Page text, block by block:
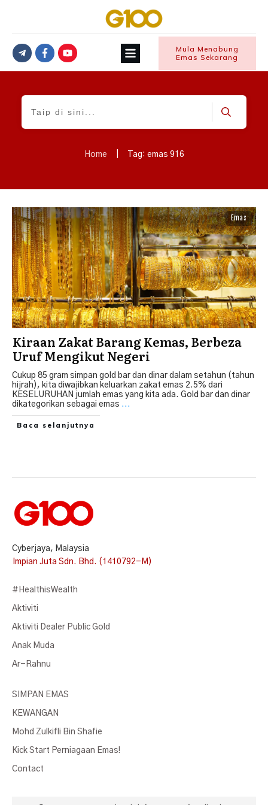
Mula Menabung
Emas Sekarang
Home Tag: emas 916
Emas
Kiraan Zakat Barang Kemas, Berbeza
Uruf Mengikut Negeri
Cukup 85 gram simpan gold bar dan dinar dalam setahun (tahun
hijrah), kita diwajibkan keluarkan zakat emas 2.5% dari
KESELURUHAN jumlah emas yang kita ada. Gold bar dan dinar
dikategorikan sebagai emas ...
Baca selanjutnya
Cyberjaya, Malaysia
Impian Juta Sdn. Bhd. (1410792-M)
#HealthisWealth
Aktiviti
Aktiviti Dealer Public Gold
Anak Muda
Ar-Rahnu
SIMPAN EMAS
KEWANGAN
Mohd Zulkifli Bin Shafie
Kick Start Perniagaan Emas!
Contact